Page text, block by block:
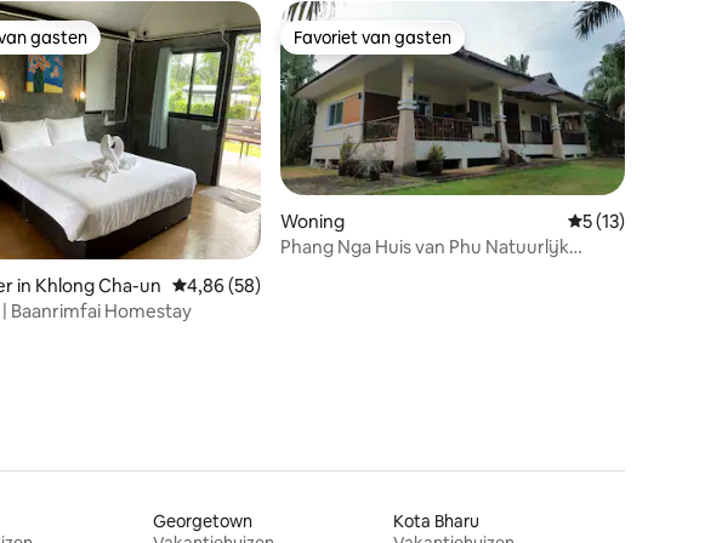
van 4,9 uit 5, 10 recensies
gasten
gasten
in Khlong Cha-un Gemiddelde beoordeling van 4,86 uit 5, 58 recensies
4,86 (58)
Baanrimfai Homestay
Favoriet van gasten
Favoriet van gasten
Woning Gemiddelde
5 (13)
Phang Nga Huis van Phu Natuurlijk
Georgetown
Kota Bharu